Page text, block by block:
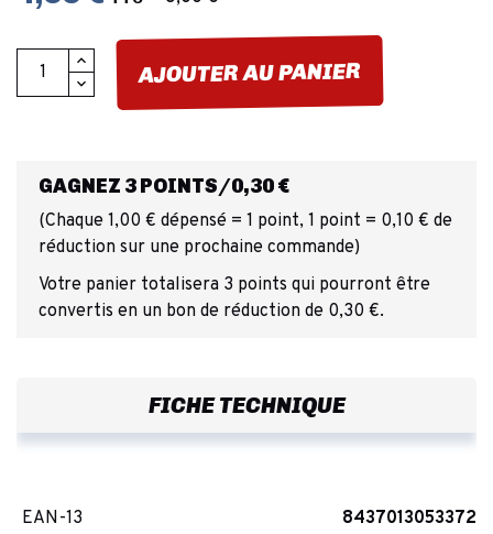
AJOUTER AU PANIER
GAGNEZ 3 POINTS/0,30 €
(Chaque 1,00 € dépensé = 1 point, 1 point = 0,10 € de
réduction sur une prochaine commande)
Votre panier totalisera 3 points qui pourront être
convertis en un bon de réduction de 0,30 €.
FICHE TECHNIQUE
EAN-13 8437013053372